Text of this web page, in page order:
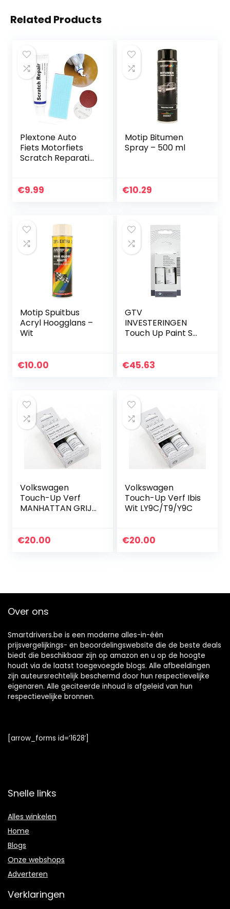
Related Products
Plextone Auto
Fiets Motorfiets
Scratch Reparatie
Slijpen Pasta Verf
€9.99
Motip Bitumen
Spray – 500 ml
€10.29
Motip Spuitbus
Acryl Hoogglans –
Wit
€10.00
GTV
INVESTERINGEN
Touch Up Paint Set
51910391381 0391381
€45.63
Volkswagen
Touch-Up Verf
MANHATTAN GRIJS
€20.00
Volkswagen
Touch-Up Verf Ibis
Wit LY9C/T9/Y9C
€20.00
Over ons
Smartdrivers.be is een moderne alles-in-één
prijsvergelijkings- en beoordelingswebsite die de beste deals
biedt die beschikbaar zijn op amazon en u op de hoogte
houdt via de laatst toegevoegde blogs. Alle afbeeldingen
zijn auteursrechtelijk beschermd door hun respectievelijke
eigenaren. Alle geciteerde inhoud is afgeleid van hun
respectievelijke bronnen.
[arrow_forms id=’1628′]
Snelle links
Alles winkelen
Home
Blogs
Onze webshops
Adverteren
Verklaringen